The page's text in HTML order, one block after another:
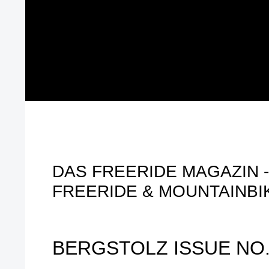
DAS FREERIDE MAGAZIN
FREERIDE &
BERGSTOLZ ISSUE